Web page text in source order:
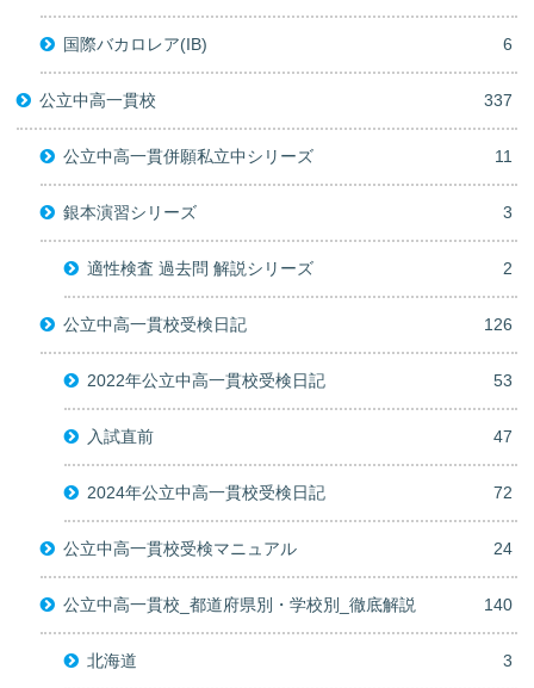
国際バカロレア(IB) 6
公立中高一貫校 337
公立中高一貫併願私立中シリーズ 11
銀本演習シリーズ 3
適性検査 過去問 解説シリーズ 2
公立中高一貫校受検日記 126
2022年公立中高一貫校受検日記 53
入試直前 47
2024年公立中高一貫校受検日記 72
公立中高一貫校受検マニュアル 24
公立中高一貫校_都道府県別・学校別_徹底解説 140
北海道 3